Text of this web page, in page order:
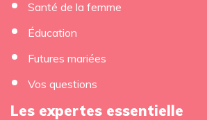
Santé de la femme
Éducation
Futures mariées
Vos questions
Les expertes essentielle